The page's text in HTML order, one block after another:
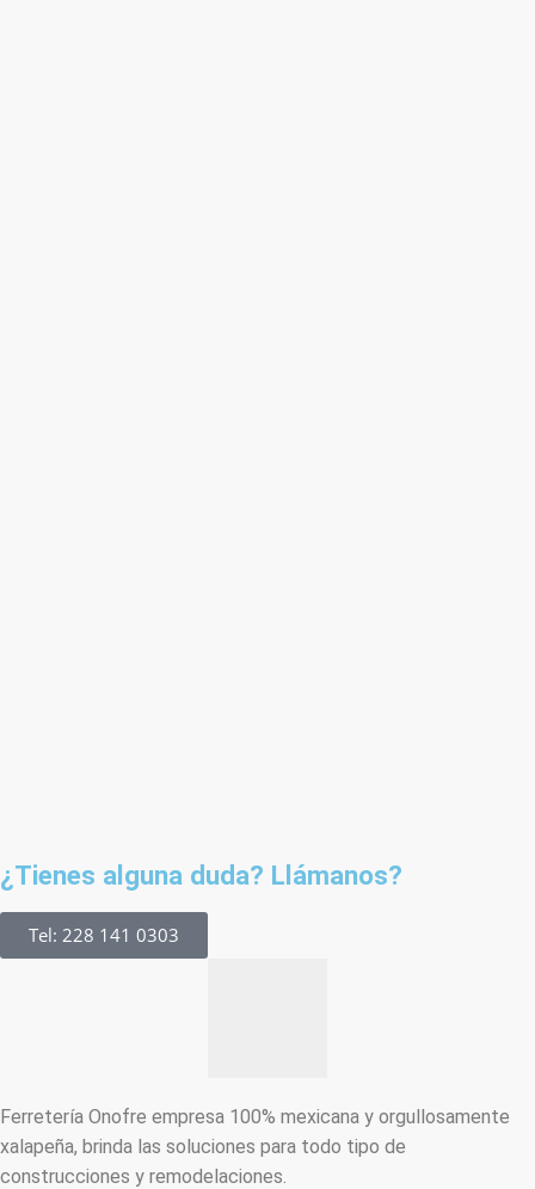
¿Tienes alguna duda? Llámanos?
Tel: 228 141 0303
Ferretería Onofre empresa 100% mexicana y orgullosamente
xalapeña, brinda las soluciones para todo tipo de
construcciones y remodelaciones.